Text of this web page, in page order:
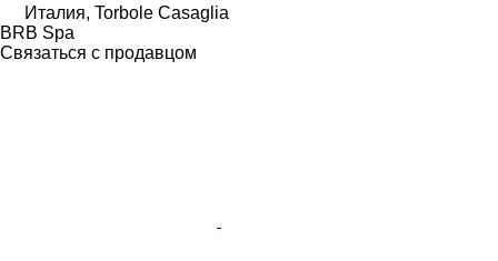
Италия, Torbole Casaglia
BRB Spa
Связаться с продавцом